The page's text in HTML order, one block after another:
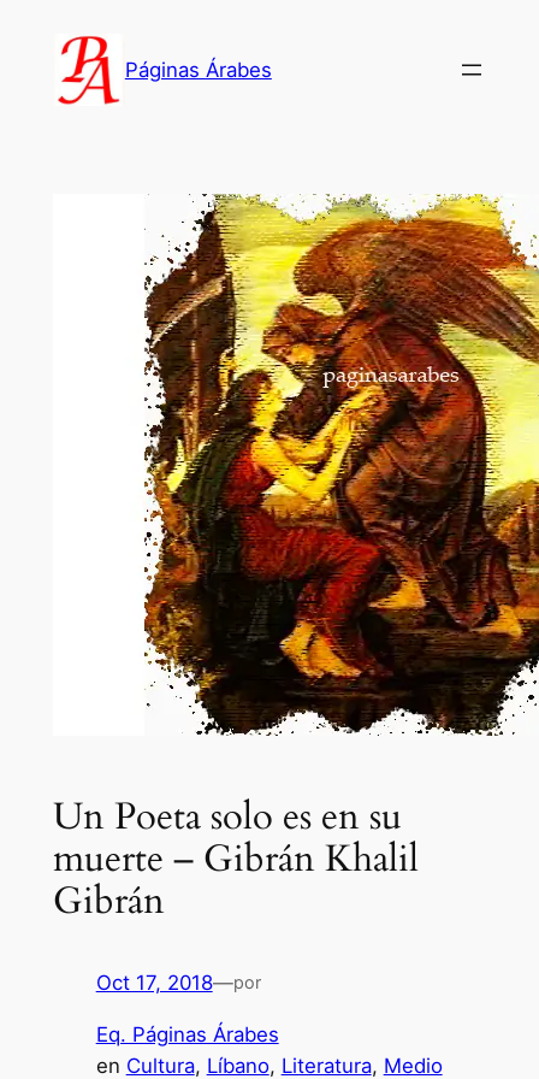
contenido
Páginas Árabes
Un Poeta solo es en su
muerte – Gibrán Khalil
Gibrán
Oct 17, 2018—por
Eq. Páginas Árabes
en Cultura, Líbano, Literatura, Medio